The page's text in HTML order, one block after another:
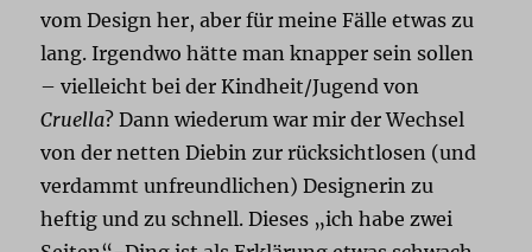
vom Design her, aber für meine Fälle etwas zu
lang. Irgendwo hätte man knapper sein sollen
– vielleicht bei der Kindheit/Jugend von
Cruella? Dann wiederum war mir der Wechsel
von der netten Diebin zur rücksichtlosen (und
verdammt unfreundlichen) Designerin zu
heftig und zu schnell. Dieses „ich habe zwei